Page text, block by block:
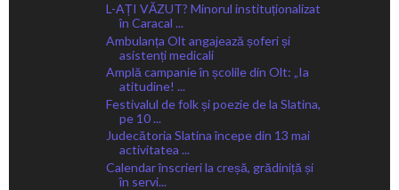
L-AȚI VĂZUT? Minorul instituționalizat
în Caracal ...
Ambulanța Olt angajează șoferi și
asistenți medicali
Amplă campanie în școlile din Olt: „Ia
atitudine! ...
Festivalul de folk și poezie de la Slatina,
pe 10 ...
Judecătoria Slatina începe din 13 mai
activitatea ...
Calendar înscrieri la creșă, grădiniță și
în servi...